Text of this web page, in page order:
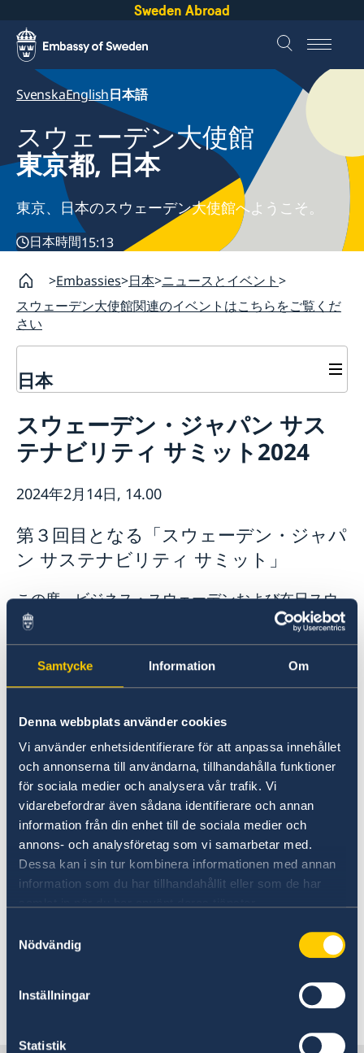
Samtycke Information Om
Denna webbplats använder cookies
Vi använder enhetsidentifierare för att anpassa innehållet
och annonserna till användarna, tillhandahålla funktioner
för sociala medier och analysera vår trafik. Vi
vidarebefordrar även sådana identifierare och annan
information från din enhet till de sociala medier och
annons- och analysföretag som vi samarbetar med.
Dessa kan i sin tur kombinera informationen med annan
information som du har tillhandahållit eller som de har
Nödvändig
Inställningar
Statistik
Sweden Abroad
SvenskaEnglish日本語
スウェーデン大使館
東京都, 日本
東京、日本のスウェーデン大使館へようこそ。
日本時間15:13
Embassies 日本 ニュースとイベント
スウェーデン大使館関連のイベントはこちらをご覧くだ
さい
日本
スウェーデン大使館について
ヴィクトリア・リー大使
科学イノベーション部 (OSI)
商務部・投資部
大使館の建築
ニュースとイベント
スウェーデン大使館関連のイベントはこちらをご覧くだ
スウェーデン大使館への後援名義使用申請について
スウェーデン・ジャパン サス
テナビリティ サミット2024
2024年2月14日, 14.00
第３回目となる「スウェーデン・ジャパ
ン サステナビリティ サミット」
この度、ビジネス・スウェーデンおよび在日スウ
ェーデン大使館が主催する第３回目となる「スウ
ェーデン・ジャパン サステナビリティ サミット」
を2月14日（水）に開催する運びとなりました。
本サミットは、スウェーデン大使館とビジネス・
スウェーデンの主催により、持続可能性の課題に
対して、スウェーデンと日本の協力による共同事
業を促進することを目的としております。当日は
スウェーデンと日本の変革を目指して挑戦する業
界の先駆者たち（Pioneer）を登壇者としてお呼び
し、脱炭素社会に向けて、実際の取り組みやプロ
ジェクトなどについて講演やパネルディスカッシ
ョンを通じてご紹介します。今年のサミットは、
「サーキュラリティ」と「モビリティ」という2つ
ウェーデン・日本のサステナビリティネットワー
クの皆様に呼びかけ、共に意義ある解決策やイニ
シアティブを共創していくことを目指していま
す。